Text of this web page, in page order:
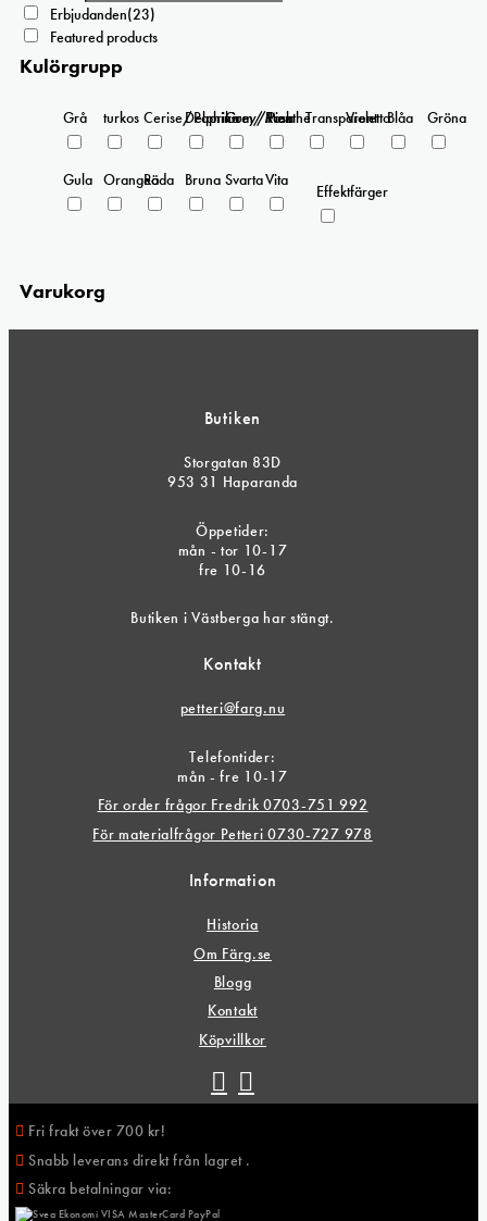
Erbjudanden(23)
Featured products
Kulörgrupp
Grå turkos Cerise/Paprika
Delphinium/Menthe
Grey/Pink
Rosa Transparent
ViolettaBlåa Gröna
Gula OrangeaRöda Bruna SvartaVita
Effektfärger
Varukorg
Butiken
Storgatan 83D
953 31 Haparanda
Öppetider:
mån - tor 10-17
fre 10-16
Butiken i Västberga har stängt.
Kontakt
petteri@farg.nu
Telefontider:
mån - fre 10-17
För order frågor Fredrik 0703-751 992
För materialfrågor Petteri 0730-727 978
Information
Historia
Om Färg.se
Blogg
Kontakt
Köpvillkor
Fri frakt över 700 kr!
Snabb leverans direkt från lagret .
Säkra betalningar via: